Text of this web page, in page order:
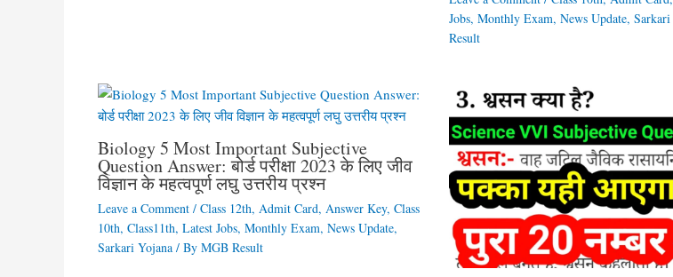
Jobs, Monthly Exam, News Update,
Result
Biology 5 Most Important Subjective
Question Answer: बोर्ड परीक्षा 2023 के लिए जीव
विज्ञान के महत्वपूर्ण लघु उत्तरीय प्रश्न
Leave a Comment / Class 12th, Admit Card, Answer Key, Class
10th, Class11th, Latest Jobs, Monthly Exam, News Update,
Sarkari Yojana/ By MGB Result